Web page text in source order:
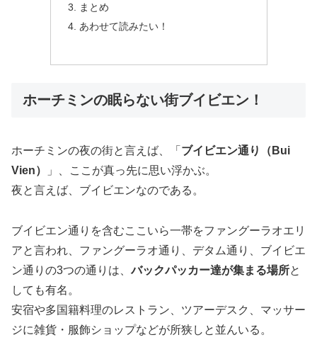
まとめ
あわせて読みたい！
ホーチミンの眠らない街ブイビエン！
ホーチミンの夜の街と言えば、「 ブイビエン通り（Bui
Vien）
」、ここが真っ先に思い浮かぶ。
夜と言えば、ブイビエンなのである。
ブイビエン通りを含むここいら一帯をファングーラオエリ
アと言われ、ファングーラオ通り、デタム通り、ブイビエ
ン通りの3つの通りは、バックパッカー達が集まる場所と
しても有名。
安宿や多国籍料理のレストラン、ツアーデスク、マッサー
ジに雑貨・服飾ショップなどが所狭しと並んいる。